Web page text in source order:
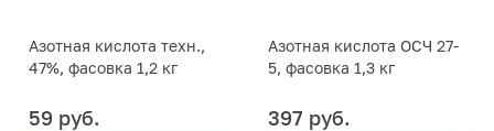
Азотная кислота техн.,
47%, фасовка 1,2 кг
59 руб.
Азотная кислота ОСЧ 27-
5, фасовка 1,3 кг
397 руб.